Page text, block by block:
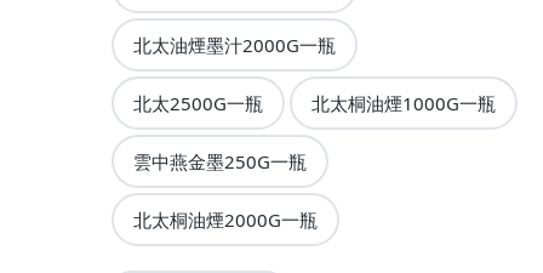
北太油煙墨汁2000G一瓶
北太2500G一瓶 北太桐油煙1000G一瓶
雲中燕金墨250G一瓶
北太桐油煙2000G一瓶